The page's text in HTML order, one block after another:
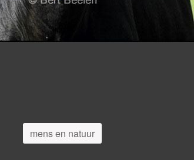
mens en natuur